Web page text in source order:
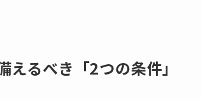
えるべき「2つの条件」